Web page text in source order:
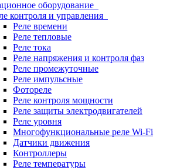
оборудование
контроля и управления
Реле времени
Реле тепловые
Реле тока
Реле напряжения и контроля фаз
Реле промежуточные
Реле импульсные
Фотореле
Реле контроля мощности
Реле защиты электродвигателей
Реле уровня
Многофункциональные реле Wi-Fi
Датчики движения
Контроллеры
Реле температуры